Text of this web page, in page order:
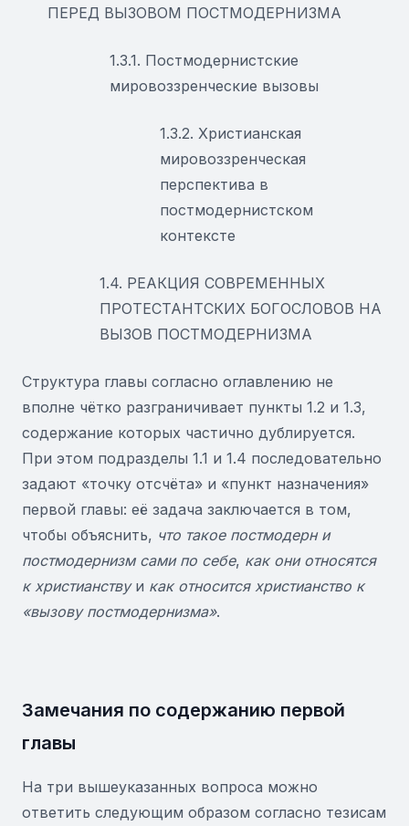
ПЕРЕД ВЫЗОВОМ ПОСТМОДЕРНИЗМА
1.3.1. Постмодернистские
мировоззренческие вызовы
1.3.2. Христианская
мировоззренческая
перспектива в
постмодернистском
контексте
1.4. РЕАКЦИЯ СОВРЕМЕННЫХ
ПРОТЕСТАНТСКИХ БОГОСЛОВОВ НА
ВЫЗОВ ПОСТМОДЕРНИЗМА
Структура главы согласно оглавлению не
вполне чётко разграничивает пункты 1.2 и 1.3,
содержание которых частично дублируется.
При этом подразделы 1.1 и 1.4 последовательно
задают «точку отсчёта» и «пункт назначения»
первой главы: её задача заключается в том,
чтобы объяснить, что такое постмодерн и
постмодернизм сами по себе, как они относятся
к христианству и как относится христианство к
«вызову постмодернизма».
Замечания по содержанию первой
главы
На три вышеуказанных вопроса можно
ответить следующим образом согласно тезисам